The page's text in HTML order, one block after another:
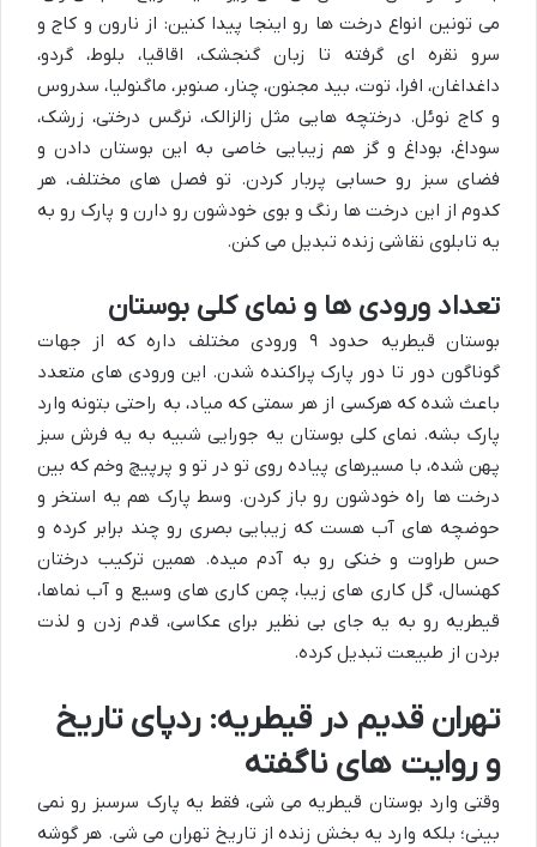
می تونین انواع درخت ها رو اینجا پیدا کنین: از نارون و کاج و
سرو نقره ای گرفته تا زبان گنجشک، اقاقیا، بلوط، گردو،
داغداغان، افرا، توت، بید مجنون، چنار، صنوبر، ماگنولیا، سدروس
و کاج نوئل. درختچه هایی مثل زالزالک، نرگس درختی، زرشک،
سوداغ، بوداغ و گز هم زیبایی خاصی به این بوستان دادن و
فضای سبز رو حسابی پربار کردن. تو فصل های مختلف، هر
کدوم از این درخت ها رنگ و بوی خودشون رو دارن و پارک رو به
یه تابلوی نقاشی زنده تبدیل می کنن.
تعداد ورودی ها و نمای کلی بوستان
بوستان قیطریه حدود ۹ ورودی مختلف داره که از جهات
گوناگون دور تا دور پارک پراکنده شدن. این ورودی های متعدد
باعث شده که هرکسی از هر سمتی که میاد، به راحتی بتونه وارد
پارک بشه. نمای کلی بوستان یه جورایی شبیه به یه فرش سبز
پهن شده، با مسیرهای پیاده روی تو در تو و پرپیچ وخم که بین
درخت ها راه خودشون رو باز کردن. وسط پارک هم یه استخر و
حوضچه های آب هست که زیبایی بصری رو چند برابر کرده و
حس طراوت و خنکی رو به آدم میده. همین ترکیب درختان
کهنسال، گل کاری های زیبا، چمن کاری های وسیع و آب نماها،
قیطریه رو به یه جای بی نظیر برای عکاسی، قدم زدن و لذت
بردن از طبیعت تبدیل کرده.
تهران قدیم در قیطریه: ردپای تاریخ
و روایت های ناگفته
وقتی وارد بوستان قیطریه می شی، فقط یه پارک سرسبز رو نمی
بینی؛ بلکه وارد یه بخش زنده از تاریخ تهران می شی. هر گوشه